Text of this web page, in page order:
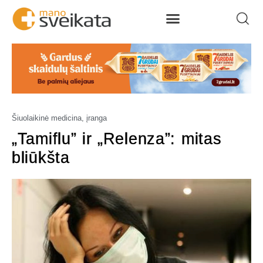
Šiuolaikinė medicina, įranga
„Tamiflu” ir „Relenza”: mitas
bliūkšta